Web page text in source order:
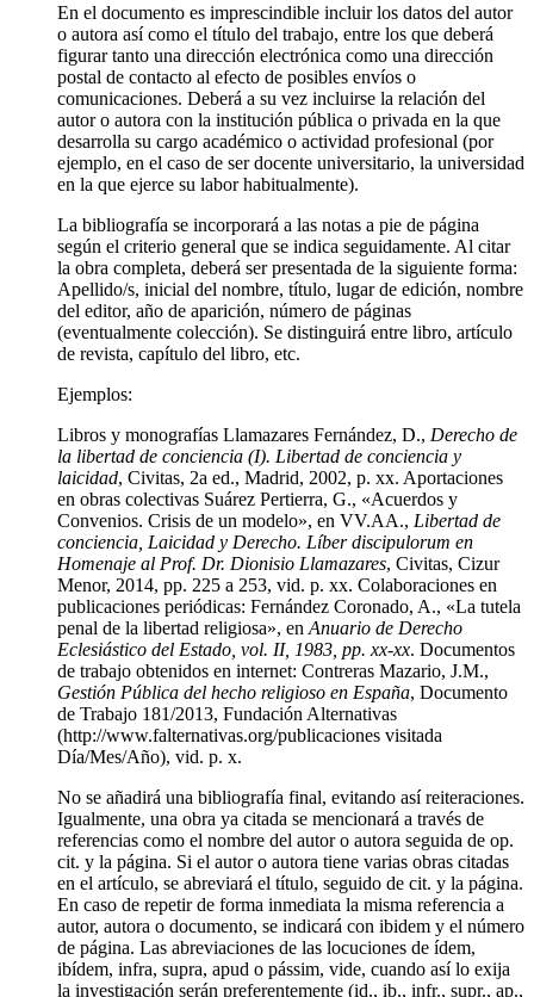
En el documento es imprescindible incluir los datos del autor
o autora así como el título del trabajo, entre los que deberá
figurar tanto una dirección electrónica como una dirección
postal de contacto al efecto de posibles envíos o
comunicaciones. Deberá a su vez incluirse la relación del
autor o autora con la institución pública o privada en la que
desarrolla su cargo académico o actividad profesional (por
ejemplo, en el caso de ser docente universitario, la universidad
en la que ejerce su labor habitualmente).
La bibliografía se incorporará a las notas a pie de página
según el criterio general que se indica seguidamente. Al citar
la obra completa, deberá ser presentada de la siguiente forma:
Apellido/s, inicial del nombre, título, lugar de edición, nombre
del editor, año de aparición, número de páginas
(eventualmente colección). Se distinguirá entre libro, artículo
de revista, capítulo del libro, etc.
Ejemplos:
Libros y monografías Llamazares Fernández, D., Derecho de
la libertad de conciencia (I). Libertad de conciencia y
laicidad, Civitas, 2a ed., Madrid, 2002, p. xx. Aportaciones
en obras colectivas Suárez Pertierra, G., «Acuerdos y
Convenios. Crisis de un modelo», en VV.AA., Libertad de
conciencia, Laicidad y Derecho. Líber discipulorum en
Homenaje al Prof. Dr. Dionisio Llamazares, Civitas, Cizur
Menor, 2014, pp. 225 a 253, vid. p. xx. Colaboraciones en
publicaciones periódicas: Fernández Coronado, A., «La tutela
penal de la libertad religiosa», en Anuario de Derecho
Eclesiástico del Estado, vol. II, 1983, pp. xx-xx. Documentos
de trabajo obtenidos en internet: Contreras Mazario, J.M.,
Gestión Pública del hecho religioso en España, Documento
de Trabajo 181/2013, Fundación Alternativas
(http://www.falternativas.org/publicaciones visitada
Día/Mes/Año), vid. p. x.
No se añadirá una bibliografía final, evitando así reiteraciones.
Igualmente, una obra ya citada se mencionará a través de
referencias como el nombre del autor o autora seguida de op.
cit. y la página. Si el autor o autora tiene varias obras citadas
en el artículo, se abreviará el título, seguido de cit. y la página.
En caso de repetir de forma inmediata la misma referencia a
autor, autora o documento, se indicará con ibidem y el número
de página. Las abreviaciones de las locuciones de ídem,
ibídem, infra, supra, apud o pássim, vide, cuando así lo exija
la investigación serán preferentemente (id., ib., infr., supr., ap.,